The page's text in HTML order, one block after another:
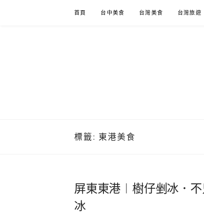
首頁 台中美食 台灣美食 台灣旅遊
標籤: 東港美食
屏東東港︱樹仔剉冰．
冰